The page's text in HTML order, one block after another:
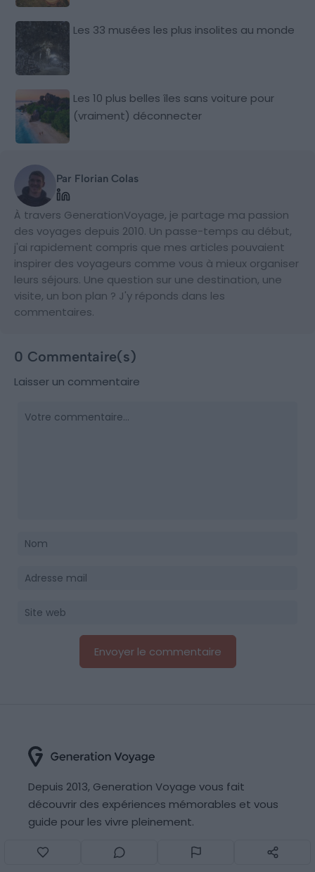
Les 33 musées les plus insolites au monde
Les 10 plus belles îles sans voiture pour
(vraiment) déconnecter
Par Florian Colas
À travers GenerationVoyage, je partage ma passion
des voyages depuis 2010. Un passe-temps au début,
j'ai rapidement compris que mes articles pouvaient
inspirer des voyageurs comme vous à mieux organiser
leurs séjours. Une question sur une destination, une
visite, un bon plan ? J'y réponds dans les
commentaires.
0 Commentaire(s)
Laisser un commentaire
Depuis 2013, Generation Voyage vous fait
découvrir des expériences mémorables et vous
guide pour les vivre pleinement.